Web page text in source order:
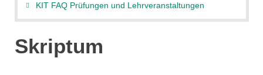
KIT FAQ Prüfungen und Lehrveranstaltungen
Skriptum